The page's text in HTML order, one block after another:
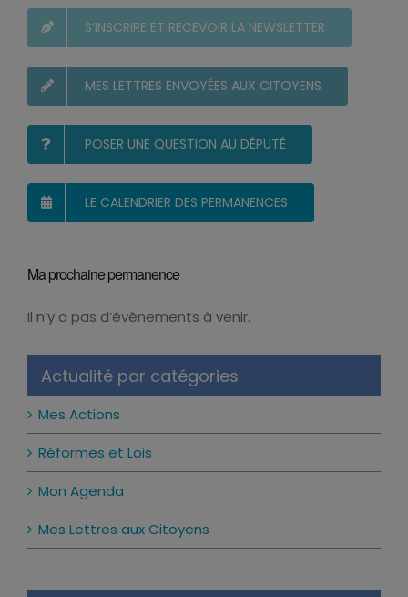
S’INSCRIRE ET RECEVOIR LA NEWSLETTER
MES LETTRES ENVOYÉES AUX CITOYENS
POSER UNE QUESTION AU DÉPUTÉ
LE CALENDRIER DES PERMANENCES
Ma prochaine permanence
Notice
Il n’y a pas d’évènements à venir.
Actualité par catégories
Mes Actions
Réformes et Lois
Mon Agenda
Mes Lettres aux Citoyens